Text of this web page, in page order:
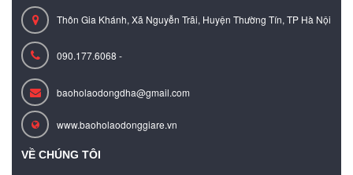
Thôn Gia Khánh, Xã Nguyễn Trãi, Huyện Thường Tín, TP Hà Nội
090.177.6068 -
baoholaodongdha@gmail.com
www.baoholaodonggiare.vn
VỀ CHÚNG TÔI